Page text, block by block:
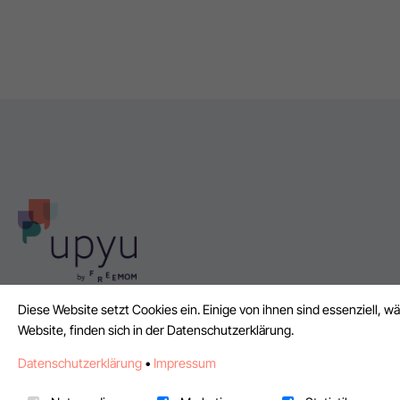
UPYU by FreeMOM ist die Plattform für flexible Arbeit und
Freelancer-Zusammenarbeit.
Let's unlock potential!
Diese Website setzt Cookies ein. Einige von ihnen sind essenziell,
Website, finden sich in der Datenschutzerklärung.
Datenschutzerklärung • Impressum